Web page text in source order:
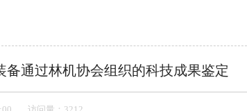
备通过林机协会组织的科技成果鉴定